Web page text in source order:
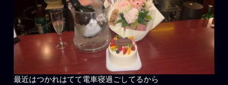
最近はつかれはてて電車寝過ごしてるから